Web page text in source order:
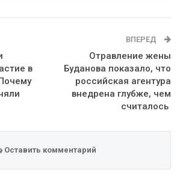
в
ВПЕРЕД
Отравление жены
Буданова показало, что
российская агентура
внедрена глубже, чем
считалось
Оставить комментарий